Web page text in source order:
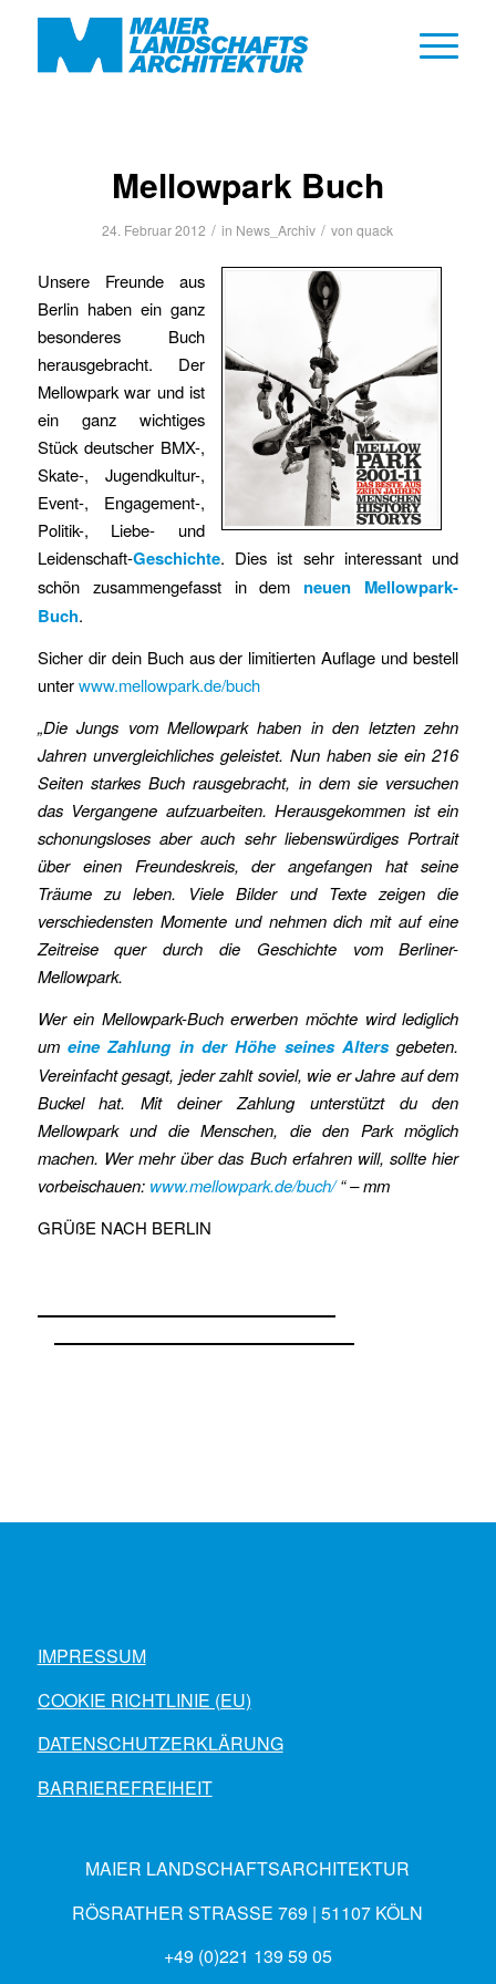
Mellowpark Buch
24. Februar 2012 / in News_Archiv / vonquack
Unsere Freunde aus
Berlin haben ein ganz
besonderes Buch
herausgebracht. Der
Mellowpark war und ist
ein ganz wichtiges
Stück deutscher BMX-,
Skate-, Jugendkultur-,
Event-, Engagement-,
Politik-, Liebe- und
Leidenschaft-Geschichte. Dies ist sehr interessant und
schön zusammengefasst in dem neuen Mellowpark-
Buch.
Sicher dir dein Buch aus der limitierten Auflage und bestell
unterwww.mellowpark.de/buch
„Die Jungs vom Mellowpark haben in den letzten zehn
Jahren unvergleichliches geleistet. Nun haben sie ein 216
Seiten starkes Buch rausgebracht, in dem sie versuchen
das Vergangene aufzuarbeiten. Herausgekommen ist ein
schonungsloses aber auch sehr liebenswürdiges Portrait
über einen Freundeskreis, derangefangen hat seine
Träume zu leben. Viele Bilder und Texte zeigen die
verschiedensten Momente und nehmen dich mit auf eine
Zeitreise quer durch die Geschichte vom Berliner-
Mellowpark.
Wer ein Mellowpark-Buch erwerben möchte wird lediglich
um eine Zahlung in der Höhe seines Altersgebeten.
Vereinfacht gesagt, jeder zahlt soviel, wie er Jahre auf dem
Buckel hat. Mit deiner Zahlung unterstützt du den
Mellowpark und die Menschen, die den Park möglich
machen. Wer mehr über das Buch erfahren will, sollte hier
vorbeischauen: www.mellowpark.de/buch/“ – mm
GRÜßE NACH BERLIN
IMPRESSUM
COOKIE RICHTLINIE (EU)
DATENSCHUTZERKLÄRUNG
BARRIEREFREIHEIT
MAIER LANDSCHAFTSARCHITEKTUR
RÖSRATHER STRASSE 769 | 51107 KÖLN
+49 (0)221 139 59 05